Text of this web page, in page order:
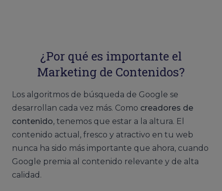
¿Por qué es importante el
Marketing de Contenidos?
Los algoritmos de búsqueda de Google se
desarrollan cada vez más. Como creadores de
contenido, tenemos que estar a la altura. El
contenido actual, fresco y atractivo en tu web
nunca ha sido más importante que ahora, cuando
Google premia al contenido relevante y de alta
calidad.